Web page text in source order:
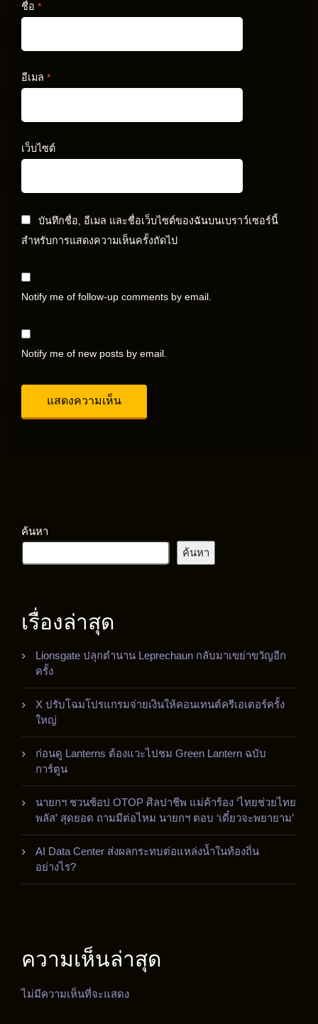
ชื่อ *
อีเมล *
เว็บไซต์
บันทึกชื่อ, อีเมล และชื่อเว็บไซต์ของฉันบนเบราว์เซอร์นี้
สำหรับการแสดงความเห็นครั้งถัดไป
Notify me of follow-up comments by email.
Notify me of new posts by email.
ค้นหา
ค้นหา
เรื่องล่าสุด
Lionsgate ปลุกตำนาน Leprechaun กลับมาเขย่าขวัญอีก
ครั้ง
X ปรับโฉมโปรแกรมจ่ายเงินให้คอนเทนต์ครีเอเตอร์ครั้ง
ใหญ่
ก่อนดู Lanterns ต้องแวะไปชม Green Lantern ฉบับ
การ์ตูน
นายกฯ ชวนช้อป OTOP ศิลปาชีพ แม่ค้าร้อง ‘ไทยช่วยไทย
พลัส’ สุดยอด ถามมีต่อไหม นายกฯ ตอบ ‘เดี๋ยวจะพยายาม’
AI Data Center ส่งผลกระทบต่อแหล่งน้ำในท้องถิ่น
อย่างไร?
ความเห็นล่าสุด
ไม่มีความเห็นที่จะแสดง